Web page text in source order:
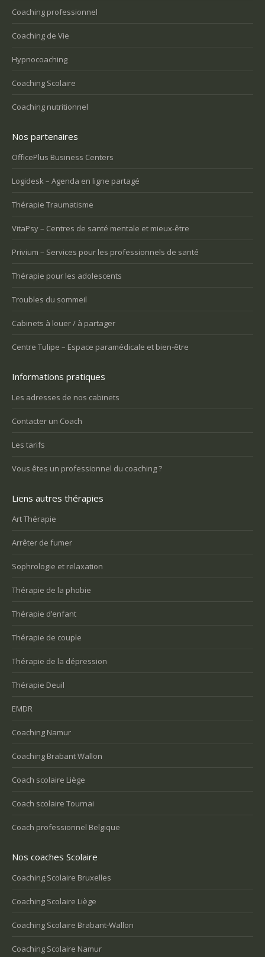
Coaching professionnel
Coaching de Vie
Hypnocoaching
Coaching Scolaire
Coaching nutritionnel
Nos partenaires
OfficePlus Business Centers
Logidesk – Agenda en ligne partagé
Thérapie Traumatisme
VitaPsy – Centres de santé mentale et mieux-être
Privium – Services pour les professionnels de santé
Thérapie pour les adolescents
Troubles du sommeil
Cabinets à louer / à partager
Centre Tulipe – Espace paramédicale et bien-être
Informations pratiques
Les adresses de nos cabinets
Contacter un Coach
Les tarifs
Vous êtes un professionnel du coaching ?
Liens autres thérapies
Art Thérapie
Arrêter de fumer
Sophrologie et relaxation
Thérapie de la phobie
Thérapie d’enfant
Thérapie de couple
Thérapie de la dépression
Thérapie Deuil
EMDR
Coaching Namur
Coaching Brabant Wallon
Coach scolaire Liège
Coach scolaire Tournai
Coach professionnel Belgique
Nos coaches Scolaire
Coaching Scolaire Bruxelles
Coaching Scolaire Liège
Coaching Scolaire Brabant-Wallon
Coaching Scolaire Namur